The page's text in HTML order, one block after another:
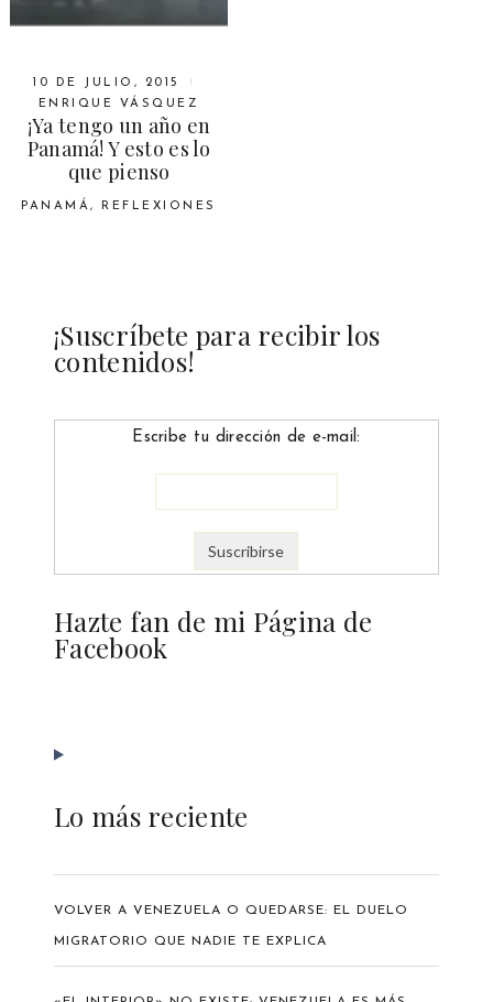
10 DE JULIO, 2015
ENRIQUE VÁSQUEZ
¡Ya tengo un año en
Panamá! Y esto es lo
que pienso
PANAMÁ, REFLEXIONES
¡Suscríbete para recibir los
contenidos!
Escribe tu dirección de e-mail:
Hazte fan de mi Página de
Facebook
Lo más reciente
VOLVER A VENEZUELA O QUEDARSE: EL DUELO
MIGRATORIO QUE NADIE TE EXPLICA